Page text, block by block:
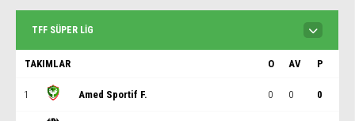
TFF SÜPER LIG
TAKIMLAR O AV P
1 Amed Sportif F. 0 0 0